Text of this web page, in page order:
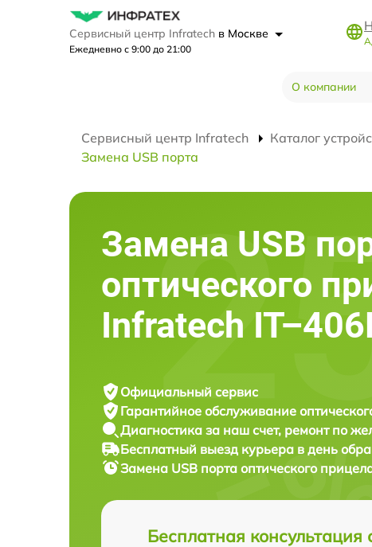
Сервисный центр Infratech в Москве
Ежедневно с 9:00 до 21:00
О компании
Сервисный центр Infratech Каталог
Замена USB порта
Замена USB
оптического
Infratech
Официальный сервис
Гарантийное обслуживание
Диагностика за наш счет, ремонт по
Бесплатный выезд курьера в день
Замена USB порта оптического
Бесплатная консультация